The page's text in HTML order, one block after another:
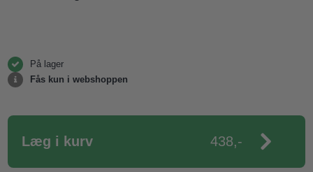
På lager
Fås kun i webshoppen
Læg i kurv 438,-